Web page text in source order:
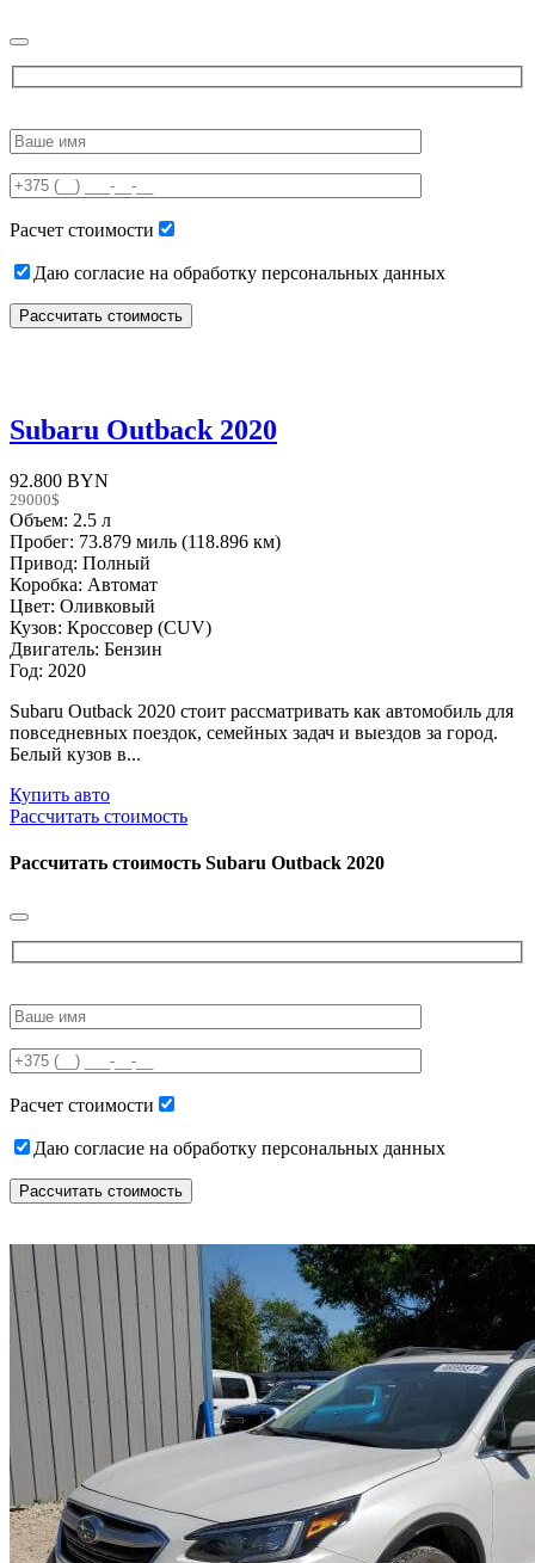
leave
field
empty.
Расчет стоимости
Даю согласие на обработку персональных данных
Subaru Outback 2020
92.800 BYN
29000$
Объем: 2.5 л
Пробег: 73.879 миль (118.896 км)
Привод: Полный
Коробка: Автомат
Цвет: Оливковый
Кузов: Кроссовер (CUV)
Двигатель: Бензин
Год: 2020
Subaru Outback 2020 стоит рассматривать как автомобиль для
повседневных поездок, семейных задач и выездов за город.
Белый кузов в...
Купить авто
Рассчитать стоимость
Рассчитать стоимость Subaru Outback 2020
leave
field
empty.
Расчет стоимости
Даю согласие на обработку персональных данных